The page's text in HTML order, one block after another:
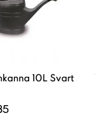
10L Svart